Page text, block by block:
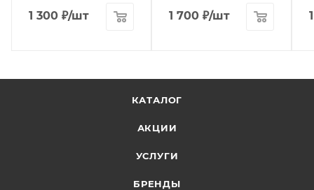
1 300 ₽/шт 1 700 ₽/шт
КАТАЛОГ
АКЦИИ
УСЛУГИ
БРЕНДЫ